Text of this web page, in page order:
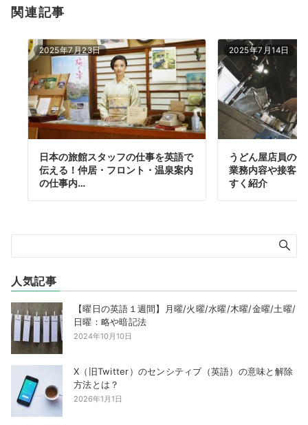
関連記事
2025年7月23日
日本の旅館スタッフの仕事を英語で
伝える！仲居・フロント・温泉案内
の仕事内…
2025年7月14日
うどん屋店員の
業務内容や接客
すく紹介
人気記事
【曜日の英語１週間】月曜/火曜/水曜/木曜/金曜/土曜/
日曜：略や暗記法
2024年10月10日
X（旧Twitter）のセンシティブ（英語）の意味と解除
方法とは？
2026年1月1日